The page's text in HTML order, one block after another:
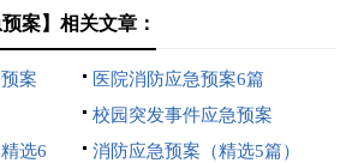
案】相关文章：
案
医院消防应急预案6篇
校园突发事件应急预案
选6
消防应急预案（精选5篇）